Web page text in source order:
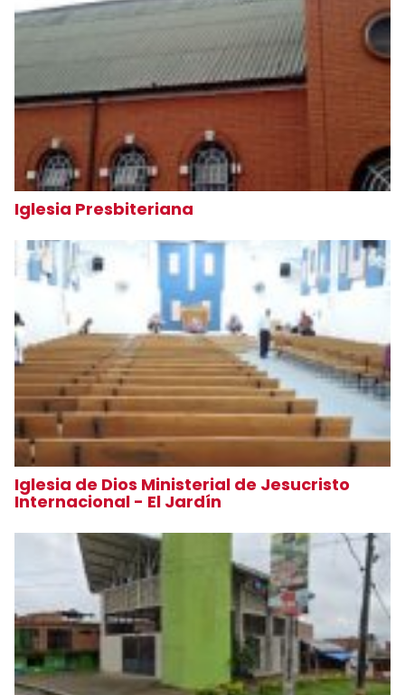
Iglesia Presbiteriana
Iglesia de Dios Ministerial de Jesucristo
Internacional - El Jardín